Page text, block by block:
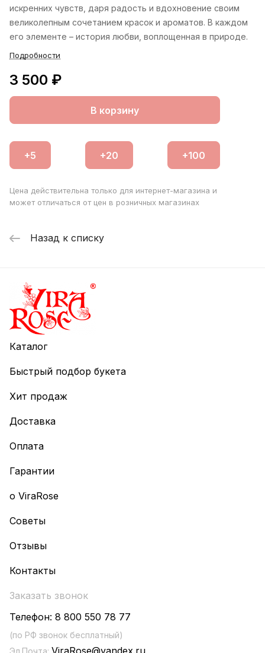
искренних чувств, даря радость и вдохновение своим
великолепным сочетанием красок и ароматов. В каждом
его элементе – история любви, воплощенная в природе.
Подробности
3 500 ₽
В корзину
Цена действительна только для интернет-магазина и
может отличаться от цен в розничных магазинах
Назад к списку
Каталог
Быстрый подбор букета
Хит продаж
Доставка
Оплата
Гарантии
о ViraRose
Советы
Отзывы
Контакты
Заказать звонок
Телефон: 8 800 550 78 77
(по РФ звонок бесплатный)
Эл.Почта: